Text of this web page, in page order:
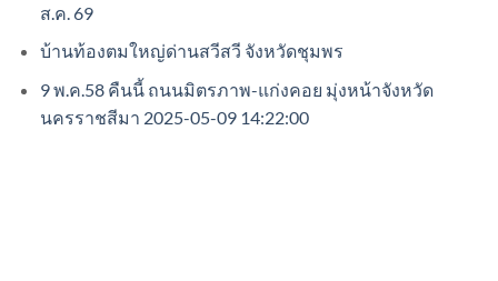
ส.ค. 69
บ้านท้องตมใหญ่ด่านสวีสวี จังหวัดชุมพร
9 พ.ค.58 คืนนี้ ถนนมิตรภาพ-แก่งคอย มุ่งหน้าจังหวัด
นครราชสีมา 2025-05-09 14:22:00